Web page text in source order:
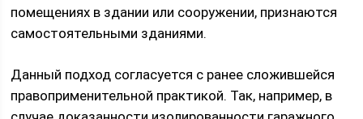
помещениях в здании или сооружении, признаются
самостоятельными зданиями.
Данный подход согласуется с ранее сложившейся
правоприменительной практикой. Так, например, в